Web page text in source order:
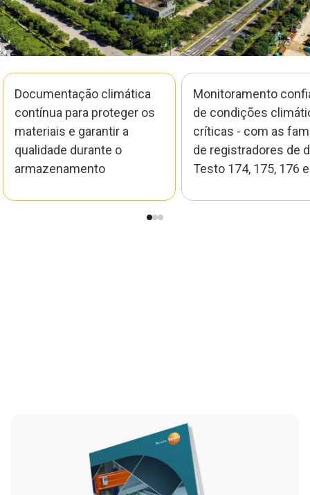
Documentação climática
contínua para proteger os
materiais e garantir a
qualidade durante o
armazenamento
Monitoramento
de condições
críticas - com as
de registradores de
Testo 174, 175, 176